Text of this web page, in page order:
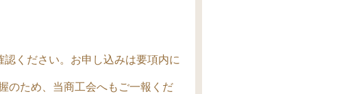
ください。お申し込みは要項内に
のため、当商工会へもご一報くだ